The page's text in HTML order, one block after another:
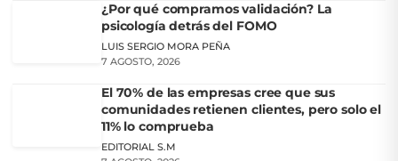
¿Por qué compramos validación? La
psicología detrás del FOMO
LUIS SERGIO MORA PEÑA
7 AGOSTO, 2026
El 70% de las empresas cree que sus
comunidades retienen clientes, pero solo el
11% lo comprueba
EDITORIAL S.M